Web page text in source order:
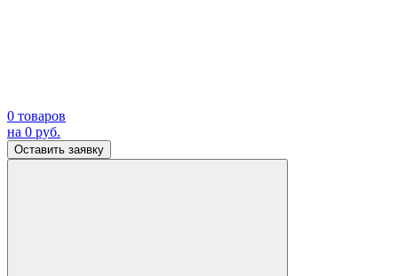
0 товаров
на 0 руб.
Оставить заявку